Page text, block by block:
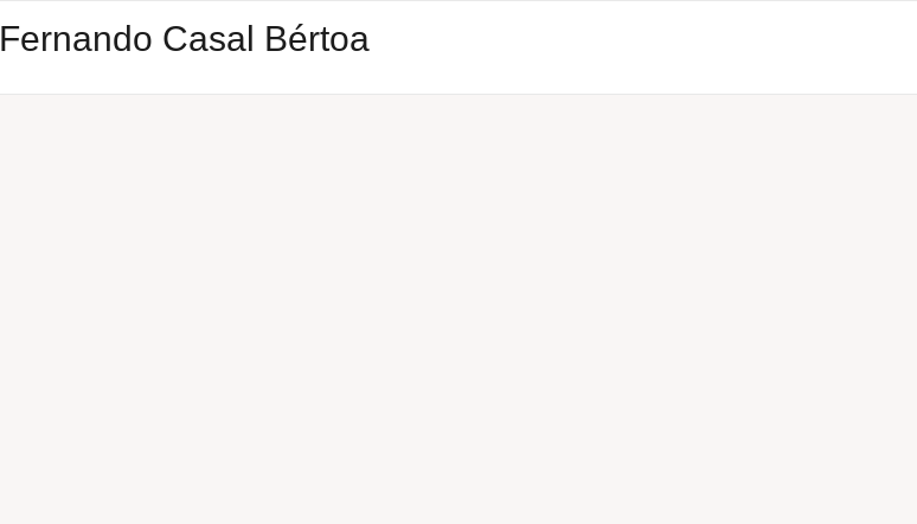
Fernando Casal Bértoa